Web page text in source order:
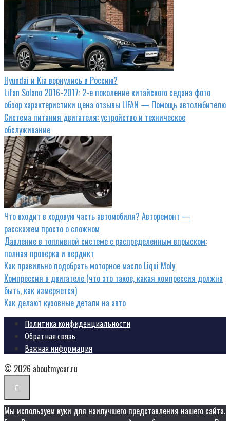
Hyundai и Kia вернулись в Россию?
Lifan Solano 2016-2017: 2-е поколение китайского седана фото
обзор характеристики цена отзывы LIFAN — Помощь автолюбителю
Система питания двигателя: устройство и техническое
обслуживание
Что входит в ходовую часть автомобиля? Авторемонт —
расскажем просто о сложном
Давление в топливной системе с распределенным впрыском:
полная проверка и вердикт
Как правильно подобрать моторное масло Liqui Moly
Компрессия в двигателе (что это такое, какая компрессия должна
быть, как измеряется)
Как делают кузовные детали на авто
Политика конфиденциальности
Обратная связь
Важная информация
© 2026 aboutmycar.ru
Мы используем куки для наилучшего представления нашего сайта.